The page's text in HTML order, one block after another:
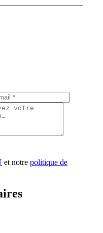
et notre politique de